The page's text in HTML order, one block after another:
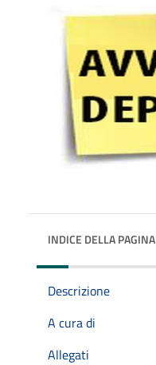
INDICE DELLA PAGINA
Descrizione
A cura di
Allegati